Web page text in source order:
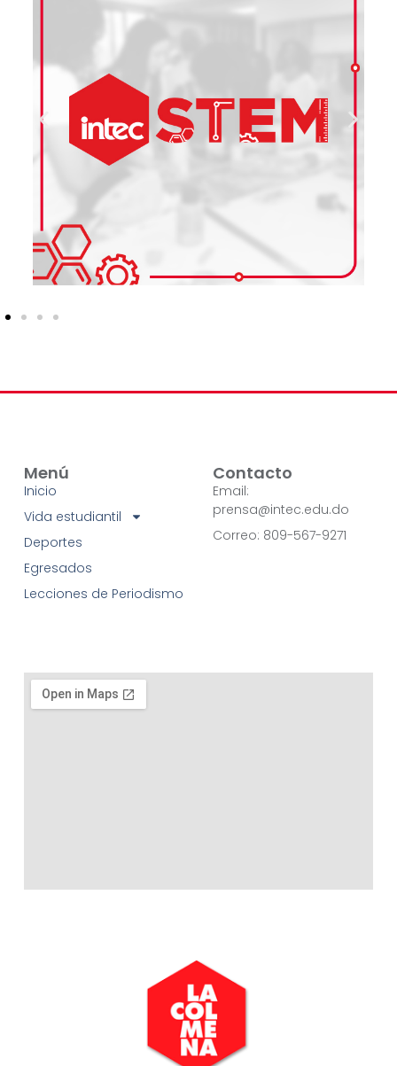
Menú
Inicio
Vida estudiantil
Deportes
Egresados
Lecciones de Periodismo
Contacto
Email:
prensa@intec.edu.do
Correo: 809-567-9271